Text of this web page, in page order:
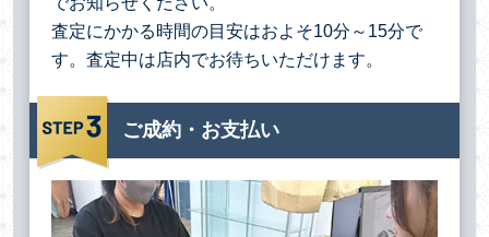
査定にかかる時間の目安はおよそ10分～15分で
す。査定中は店内でお待ちいただけます。
ご成約・お支払い